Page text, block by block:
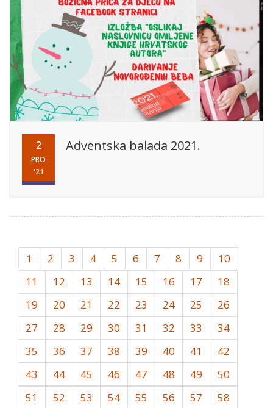
2
PRO
'21
Adventska balada 2021.
1 2 3 4 5 6 7 8 9
10
11
12 13 14 15 16 17
18
19
20 21 22 23 24 25
26
27
28 29 30 31 32 33
34
35
36 37 38 39 40 41
42
43
44 45 46 47 48 49
50
51
52 53 54 55 56 57
58